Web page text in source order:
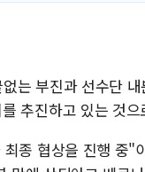
는 부진과 선수단 내
추진하고 있는 것
종 협상을 진행 중"